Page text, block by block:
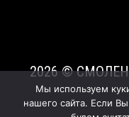
Мы используем
нашего сайта. Если
2026 ©